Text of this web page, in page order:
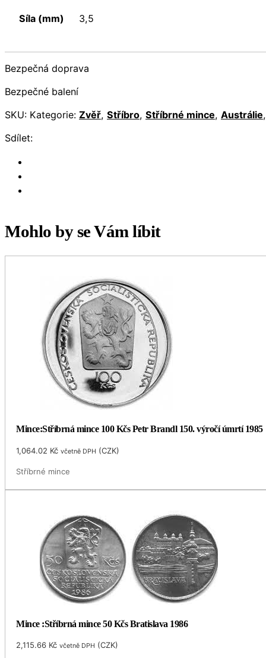
Síla (mm) 3,5
Bezpečná doprava
Bezpečné balení
SKU: Kategorie: Zvěř, Stříbro, Stříbrné mince, Austrálie
Sdílet:
Mohlo by se Vám líbit
Mince:Stříbrná mince 100 Kčs Petr Brandl 150. výročí úmrtí 1985
1,064.02 Kč včetně DPH (CZK)
Stříbrné mince
Mince :Stříbrná mince 50 Kčs Bratislava 1986
2,115.66 Kč včetně DPH (CZK)